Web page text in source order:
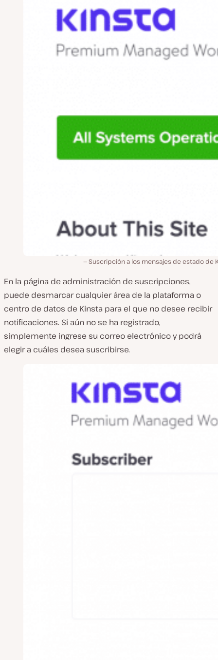
Suscripción a los mensajes de estado de
En la página de administración de suscripciones,
puede desmarcar cualquier área de la plataforma o
centro de datos de Kinsta para el que no desee recibir
notificaciones. Si aún no se ha registrado,
simplemente ingrese su correo electrónico y podrá
elegir a cuáles desea suscribirse.